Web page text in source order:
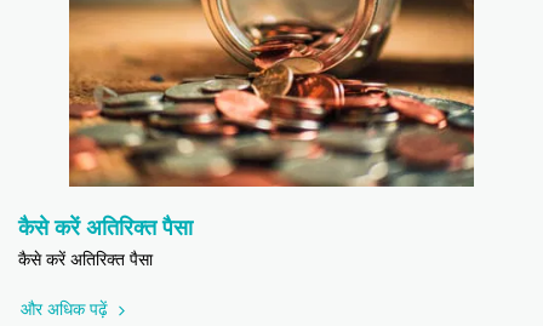
कैसे करें अतिरिक्त पैसा
कैसे करें अतिरिक्त पैसा
और अधिक पढ़ें